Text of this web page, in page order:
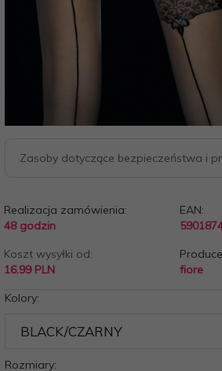
Zasoby dotyczące bezpieczeństwa i
Realizacja zamówienia:
48 godzin
EAN:
Koszt wysyłki od:
16.99 PLN
fiore
Kolory:
Rozmiary: